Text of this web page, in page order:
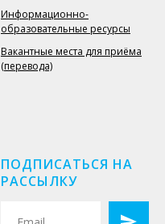
Информационно-
образовательные ресурсы
Вакантные места для приёма
(перевода)
ПОДПИСАТЬСЯ НА
РАССЫЛКУ